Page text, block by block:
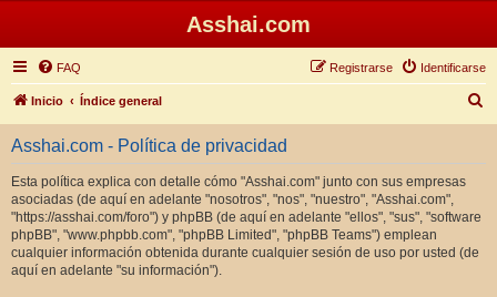
Asshai.com
FAQ Identificarse
Registrarse
Inicio Índice general
u
Asshai.com - Política de privacidad
Esta política explica con detalle cómo "Asshai.com" junto con sus empresas
asociadas (de aquí en adelante "nosotros", "nos", "nuestro", "Asshai.com",
"https://asshai.com/foro") y phpBB (de aquí en adelante "ellos", "sus", "software
phpBB", "www.phpbb.com", "phpBB Limited", "phpBB Teams") emplean
cualquier información obtenida durante cualquier sesión de uso por usted (de
aquí en adelante "su información").